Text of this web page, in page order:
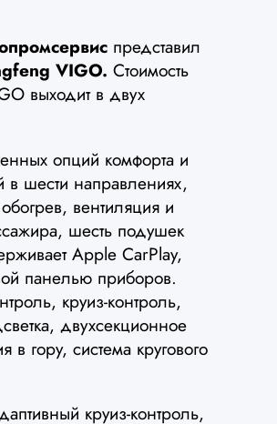
представил
VIGO. Стоимость
выходит в двух
опций комфорта и
в шести направлениях,
вентиляция и
шесть подушек
Apple CarPlay,
панелью приборов.
круиз-контроль,
двухсекционное
в гору, система кругового
круиз-контроль,